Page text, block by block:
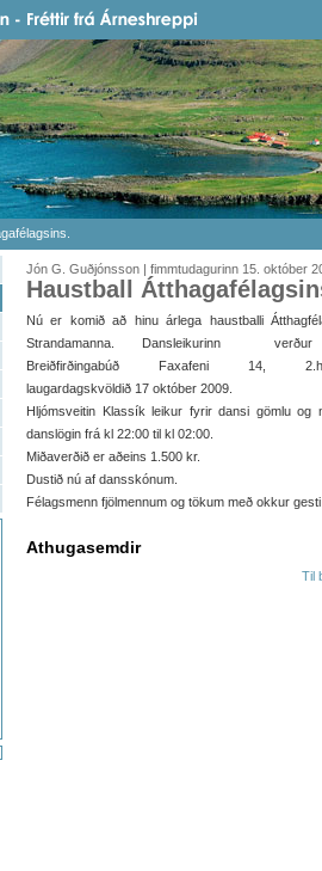
Jón G. Guðjónsson | fimmtudagurinn 15. október
Haustball
Nú er komið að hinu árlega haustballi
Strandamanna. Dansleikurinn
Breiðfirðingabúð Faxafeni 14,
laugardagskvöldið 17 október 2009.
Hljómsveitin Klassík leikur fyrir dansi gömlu og
danslögin frá kl 22:00 til kl 02:00.
Miðaverðið er aðeins 1.500 kr.
Dustið nú af dansskónum.
Félagsmenn fjölmennum og tökum með okkur
Athugasemdir
Til